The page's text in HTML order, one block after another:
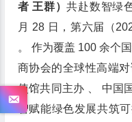
者 王群）共赴数智绿
月 28 日，第六届（
。 作为覆盖 100 余个
商协会的全球性高端
使馆共同主办 、 中国
智赋能绿色发展共筑